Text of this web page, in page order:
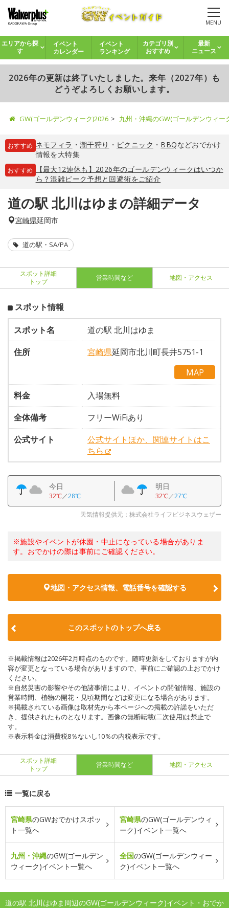
MENU
エリアから探
す
イベント
カレンダー
イベント
ランキング
カテゴリ別
おすすめ
最新
ニュース
2026年の更新は終了いたしました。来年（2027年）も
どうぞよろしくお願いします。
GW(ゴールデンウィーク)2026 九州・沖縄のGW(ゴールデンウィ
おすすめ ネモフィラ ・ 潮干狩り ・ ピクニック ・ BBQなどおでかけ
情報を大特集
おすすめ
【最大12連休も】2026年のゴールデンウィークはいつか
ら？混雑ピーク予想と回避術をご紹介
道の駅 北川はゆまの詳細データ
宮崎県延岡市
道の駅・SA/PA
スポット詳細
トップ
営業時間など 地図・アクセス
スポット情報
スポット名
道の駅 北川はゆま
住所
宮崎県延岡市北川町長井5751-1
MAP
料金
入場無料
全体備考
フリーWiFiあり
公式サイト
公式サイトほか、関連サイトはこ
ちら
今日
32℃／28℃
明日
32℃／27℃
天気情報提供元：株式会社ライフビジネスウェザー
※施設やイベントが休園・中止になっている場合がありま
す。おでかけの際は事前にご確認ください。
地図・アクセス情報、電話番号を確認する
このスポットのトップへ戻る
※掲載情報は2026年2月時点のものです。随時更新をしておりますが内
容が変更となっている場合がありますので、事前にご確認の上おでかけ
ください。
※自然災害の影響やその他諸事情により、イベントの開催情報、施設の
営業時間、植物の開花・見頃期間などは変更になる場合があります。
※掲載されている画像は取材先から本ページへの掲載の許諾をいただ
き、提供されたものとなります。画像の無断転載(二次使用)は禁止で
す。
※表示料金は消費税8％ないし10％の内税表示です。
スポット詳細
トップ
営業時間など 地図・アクセス
一覧に戻る
宮崎県のGWおでかけスポッ
ト一覧へ
宮崎県のGW(ゴールデンウィ
ーク)イベント一覧へ
九州・沖縄のGW(ゴールデン
ウィーク)イベント一覧へ
全国のGW(ゴールデンウィー
ク)イベント一覧へ
道の駅 北川はゆま周辺のGW(ゴールデンウィーク)イベント・おでか